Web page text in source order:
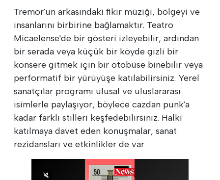
Tremor'un arkasındaki fikir müziği, bölgeyi ve
insanlarını birbirine bağlamaktır. Teatro
Micaelense'de bir gösteri izleyebilir, ardından
bir serada veya küçük bir köyde gizli bir
konsere gitmek için bir otobüse binebilir veya
performatif bir yürüyüşe katılabilirsiniz. Yerel
sanatçılar programı ulusal ve uluslararası
isimlerle paylaşıyor, böylece cazdan punk'a
kadar farklı stilleri keşfedebilirsiniz. Halkı
katılmaya davet eden konuşmalar, sanat
rezidansları ve etkinlikler de var